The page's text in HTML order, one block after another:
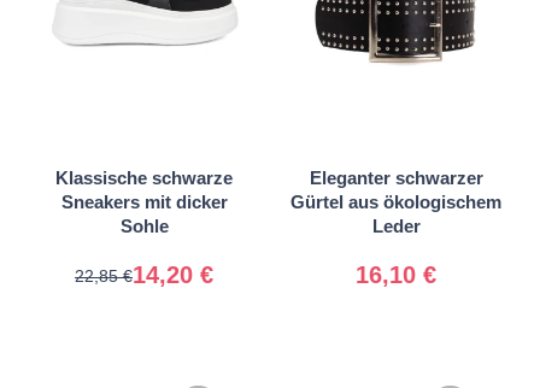
Klassische schwarze
Sneakers mit dicker
Sohle
14,20 €
22,85 €
40 41
Eleganter schwarzer
Gürtel aus ökologischem
Leder
16,10 €
L